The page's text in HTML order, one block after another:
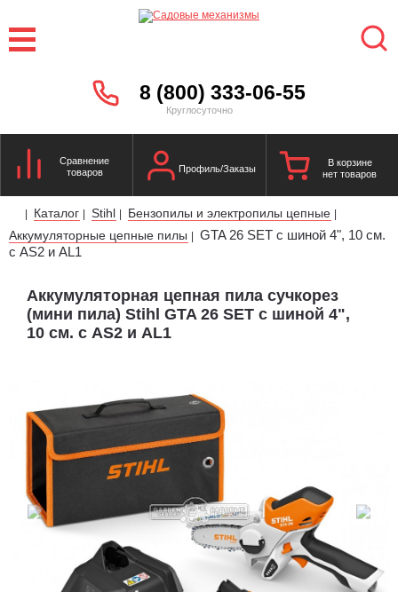
8 (800) 333-06-55
Круглосуточно
Сравнение
товаров
Профиль/Заказы
В корзине
нет товаров
| Каталог | Stihl | Бензопилы и электропилы цепные |
Аккумуляторные цепные пилы | GTA 26 SET c шиной 4", 10 см.
с AS2 и AL1
Аккумуляторная цепная пила сучкорез
(мини пила) Stihl GTA 26 SET c шиной 4",
10 см. с AS2 и AL1